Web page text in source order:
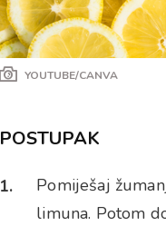
YOUTUBE/CANVA
POSTUPAK
Pomiješaj
limuna. Potom